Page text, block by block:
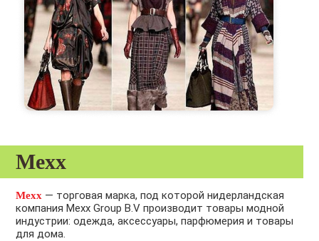
Mexx
Mexx — торговая марка, под которой нидерландская
компания Mexx Group B.V производит товары модной
индустрии: одежда, аксессуары, парфюмерия и товары
для дома.